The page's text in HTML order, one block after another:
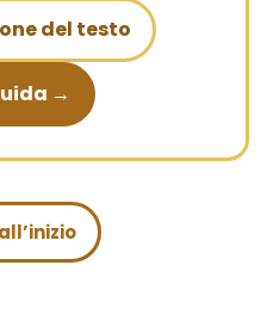
del testo
→